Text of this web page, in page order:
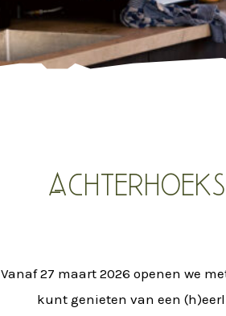
Vanaf 27 maart 2026 openen we
kunt genieten van een